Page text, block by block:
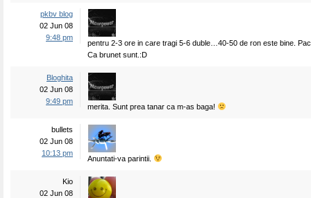
pkbv blog
02 Jun 08
9:48 pm
pentru 2-3 ore in care tragi 5-6 duble…40-50 de ron este bine.
Ca brunet sunt.:D
Bloghita
02 Jun 08
9:49 pm
merita. Sunt prea tanar ca m-as baga!
bullets
02 Jun 08
10:13 pm
Anuntati-va parintii.
Kio
02 Jun 08